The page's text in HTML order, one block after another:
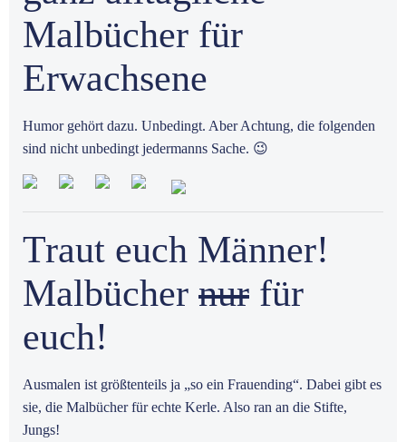
Malbücher für
Erwachsene
Humor gehört dazu. Unbedingt. Aber Achtung, die folgenden
sind nicht unbedingt jedermanns Sache. 😉
Traut euch Männer!
Malbücher nur für
euch!
Ausmalen ist größtenteils ja „so ein Frauending“. Dabei gibt es
sie, die Malbücher für echte Kerle. Also ran an die Stifte,
Jungs!